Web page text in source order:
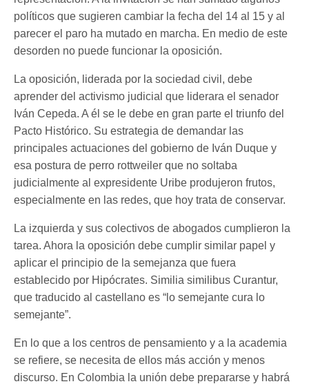
políticos que sugieren cambiar la fecha del 14 al 15 y al
parecer el paro ha mutado en marcha. En medio de este
desorden no puede funcionar la oposición.
La oposición, liderada por la sociedad civil, debe
aprender del activismo judicial que liderara el senador
Iván Cepeda. A él se le debe en gran parte el triunfo del
Pacto Histórico. Su estrategia de demandar las
principales actuaciones del gobierno de Iván Duque y
esa postura de perro rottweiler que no soltaba
judicialmente al expresidente Uribe produjeron frutos,
especialmente en las redes, que hoy trata de conservar.
La izquierda y sus colectivos de abogados cumplieron la
tarea. Ahora la oposición debe cumplir similar papel y
aplicar el principio de la semejanza que fuera
establecido por Hipócrates. Similia similibus Curantur,
que traducido al castellano es “lo semejante cura lo
semejante”.
En lo que a los centros de pensamiento y a la academia
se refiere, se necesita de ellos más acción y menos
discurso. En Colombia la unión debe prepararse y habrá